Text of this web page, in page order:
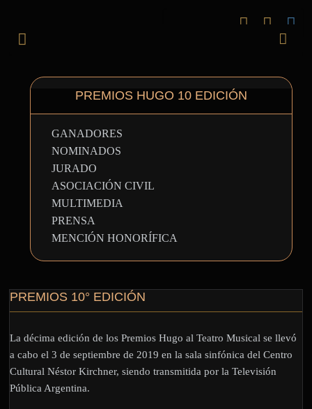
PREMIOS HUGO 10 EDICIÓN
GANADORES
NOMINADOS
JURADO
ASOCIACIÓN CIVIL
MULTIMEDIA
PRENSA
MENCIÓN HONORÍFICA
PREMIOS 10° EDICIÓN
La décima edición de los Premios Hugo al Teatro Musical se llevó
a cabo el 3 de septiembre de 2019 en la sala sinfónica del Centro
Cultural Néstor Kirchner, siendo transmitida por la Televisión
Pública Argentina.